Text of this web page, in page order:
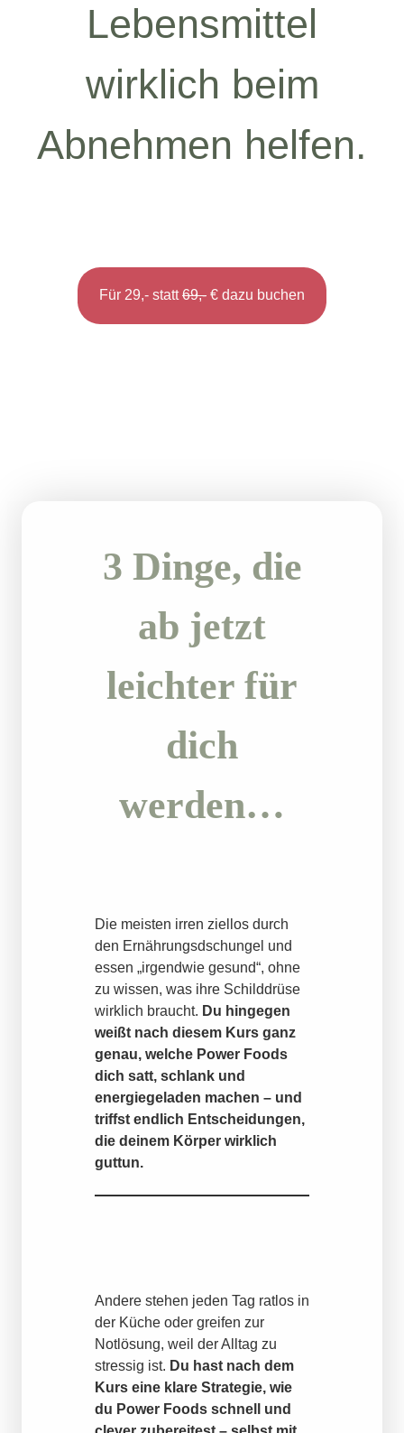
Lebensmittel
wirklich beim
Abnehmen helfen.
Für 29,- statt69,- € dazu buchen
3 Dinge, die
ab jetzt
leichter für
dich
werden…
Die meisten irren ziellos durch
den Ernährungsdschungel und
essen „irgendwie gesund“, ohne
zu wissen, was ihre Schilddrüse
wirklich braucht. Du hingegen
weißt nach diesem Kurs ganz
genau, welche Power Foods
dich satt, schlank und
energiegeladen machen – und
triffst endlich Entscheidungen,
die deinem Körper wirklich
guttun.
Andere stehen jeden Tag ratlos in
der Küche oder greifen zur
Notlösung, weil der Alltag zu
stressig ist. Du hast nach dem
Kurs eine klare Strategie, wie
du Power Foods schnell und